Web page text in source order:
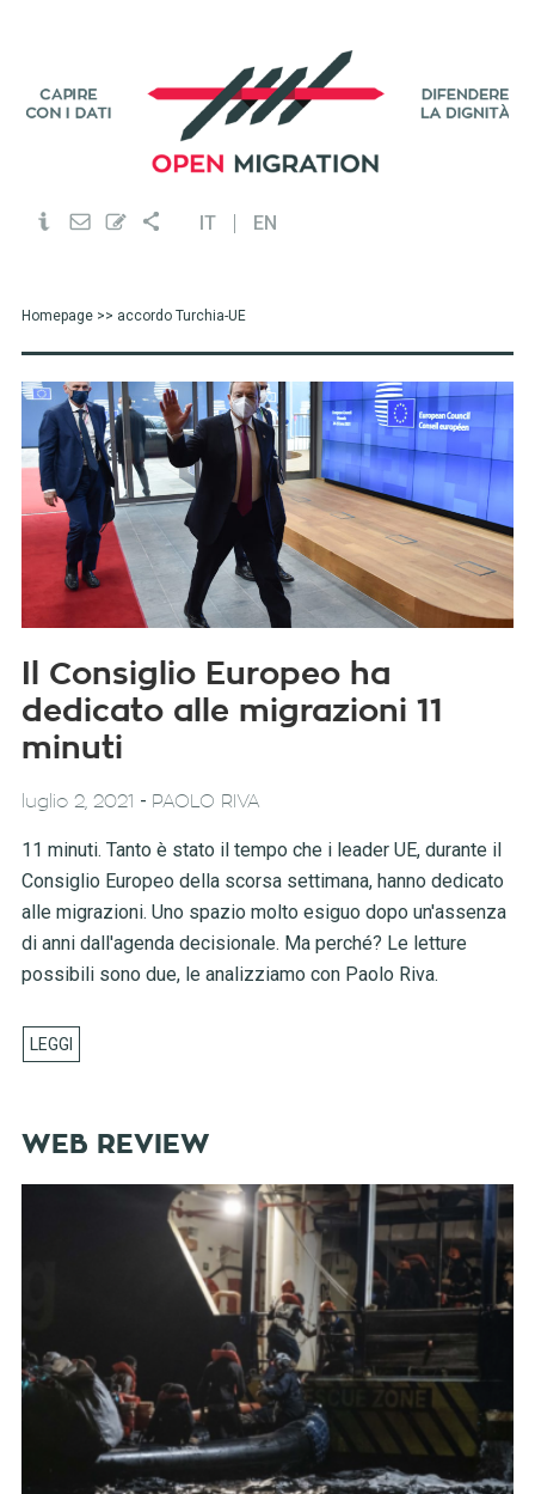
IT EN
Homepage>> accordo Turchia-UE
Il Consiglio Europeo ha
dedicato alle migrazioni 11
minuti
luglio 2, 2021 - PAOLO RIVA
11 minuti. Tanto è stato il tempo che i leader UE, durante il
Consiglio Europeo della scorsa settimana, hanno dedicato
alle migrazioni. Uno spazio molto esiguo dopo un'assenza
di anni dall'agenda decisionale. Ma perché? Le letture
possibili sono due, le analizziamo con Paolo Riva.
WEB REVIEW